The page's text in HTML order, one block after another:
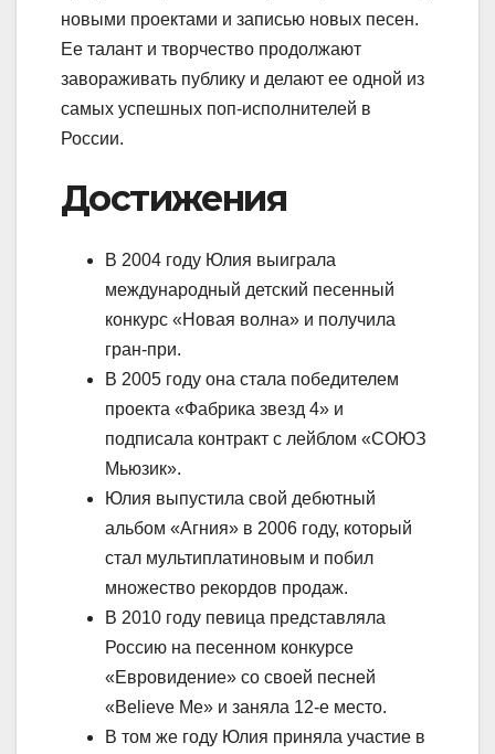
новыми проектами и записью новых песен.
Ее талант и творчество продолжают
завораживать публику и делают ее одной из
самых успешных поп-исполнителей в
России.
Достижения
В 2004 году Юлия выиграла
международный детский песенный
конкурс «Новая волна» и получила
гран-при.
В 2005 году она стала победителем
проекта «Фабрика звезд 4» и
подписала контракт с лейблом «СОЮЗ
Мьюзик».
Юлия выпустила свой дебютный
альбом «Агния» в 2006 году, который
стал мультиплатиновым и побил
множество рекордов продаж.
В 2010 году певица представляла
Россию на песенном конкурсе
«Евровидение» со своей песней
«Believe Me» и заняла 12-е место.
В том же году Юлия приняла участие в